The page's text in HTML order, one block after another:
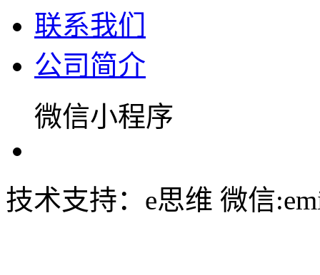
联系我们
公司简介
微信小程序
技术支持：e思维 微信